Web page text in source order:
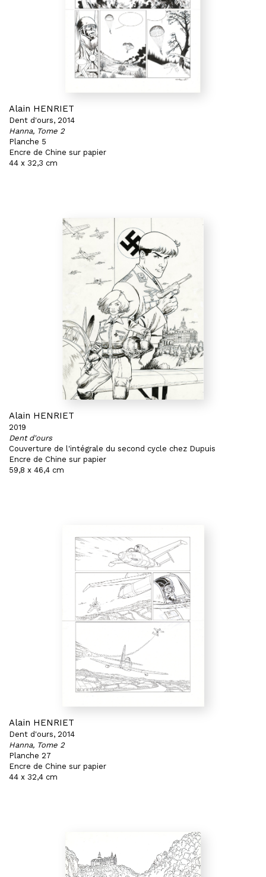
Alain HENRIET
Dent d'ours, 2014
Hanna, Tome 2
Planche 5
Encre de Chine sur papier
44 x 32,3 cm
Alain HENRIET
2019
Dent d'ours
Couverture de l'intégrale du second cycle chez Dupuis
Encre de Chine sur papier
59,8 x 46,4 cm
Alain HENRIET
Dent d'ours, 2014
Hanna, Tome 2
Planche 27
Encre de Chine sur papier
44 x 32,4 cm